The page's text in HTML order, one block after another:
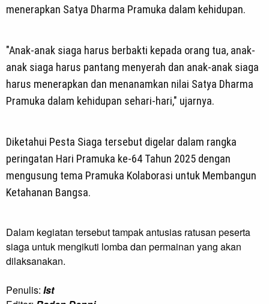
menerapkan Satya Dharma Pramuka dalam kehidupan.
"Anak-anak siaga harus berbakti kepada orang tua, anak-
anak siaga harus pantang menyerah dan anak-anak siaga
harus menerapkan dan menanamkan nilai Satya Dharma
Pramuka dalam kehidupan sehari-hari," ujarnya.
Diketahui Pesta Siaga tersebut digelar dalam rangka
peringatan Hari Pramuka ke-64 Tahun 2025 dengan
mengusung tema Pramuka Kolaborasi untuk Membangun
Ketahanan Bangsa.
Dalam kegiatan tersebut tampak antusias ratusan peserta
siaga untuk mengikuti lomba dan permainan yang akan
dilaksanakan.
Penulis: Ist